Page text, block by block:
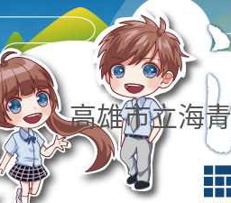
高雄市立海